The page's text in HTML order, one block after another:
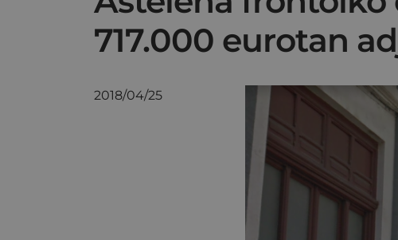
717.000 eurotan
2018/04/25